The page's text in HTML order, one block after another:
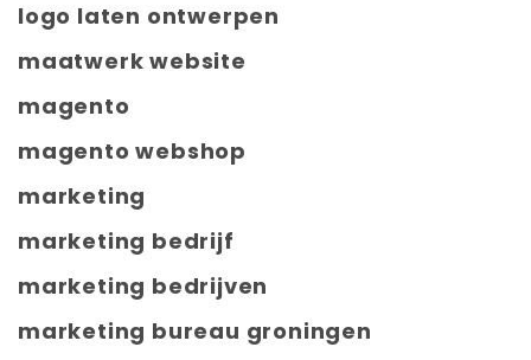
logo laten ontwerpen
maatwerk website
magento
magento webshop
marketing
marketing bedrijf
marketing bedrijven
marketing bureau groningen